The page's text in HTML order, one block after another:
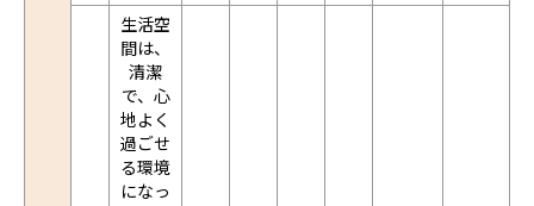
生活空
間は、
清潔
で、心
地よく
過ごせ
る環境
になっ